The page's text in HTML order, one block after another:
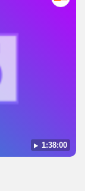
1:38:00